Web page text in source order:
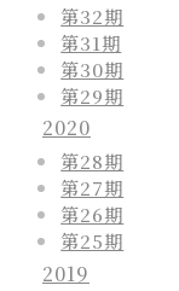
第32期
第31期
第30期
第29期
2020
第28期
第27期
第26期
第25期
2019